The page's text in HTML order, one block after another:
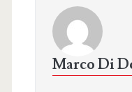
Marco Di